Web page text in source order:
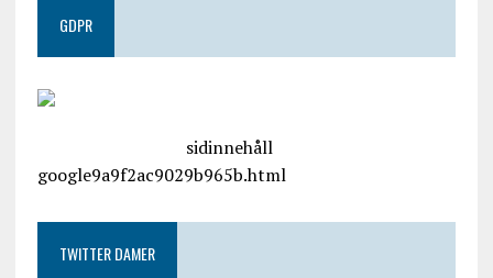
GDPR
sidinnehåll
google9a9f2ac9029b965b.html
TWITTER DAMER